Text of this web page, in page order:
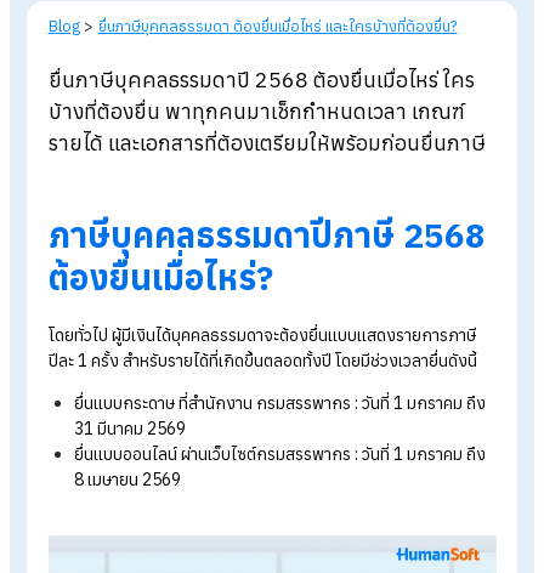
Blog ยื่นภาษีบุคคลธรรมดา ต้องยื่นเมื่อไหร่ และใครบ้างที่ต้องยื่น?
ยื่นภาษีบุคคลธรรมดาปี 2568 ต้องยื่นเมื่อไหร่ ใคร
บ้างที่ต้องยื่น พาทุกคนมาเช็กกำหนดเวลา เกณฑ์
รายได้ และเอกสารที่ต้องเตรียมให้พร้อมก่อนยื่นภ
ภาษีบุคคลธรรมดาปีภาษี
ต้องยื่นเมื่อไหร่?